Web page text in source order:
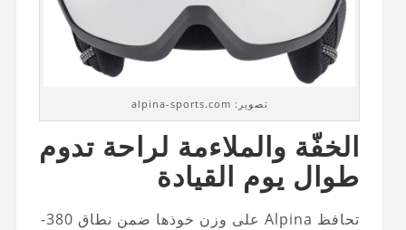
تصوير: alpina-sports.com
الخفّة والملاءمة لراحة تدوم
طوال يوم القيادة
تحافظ Alpina على وزن خوذها ضمن نطاق 380-